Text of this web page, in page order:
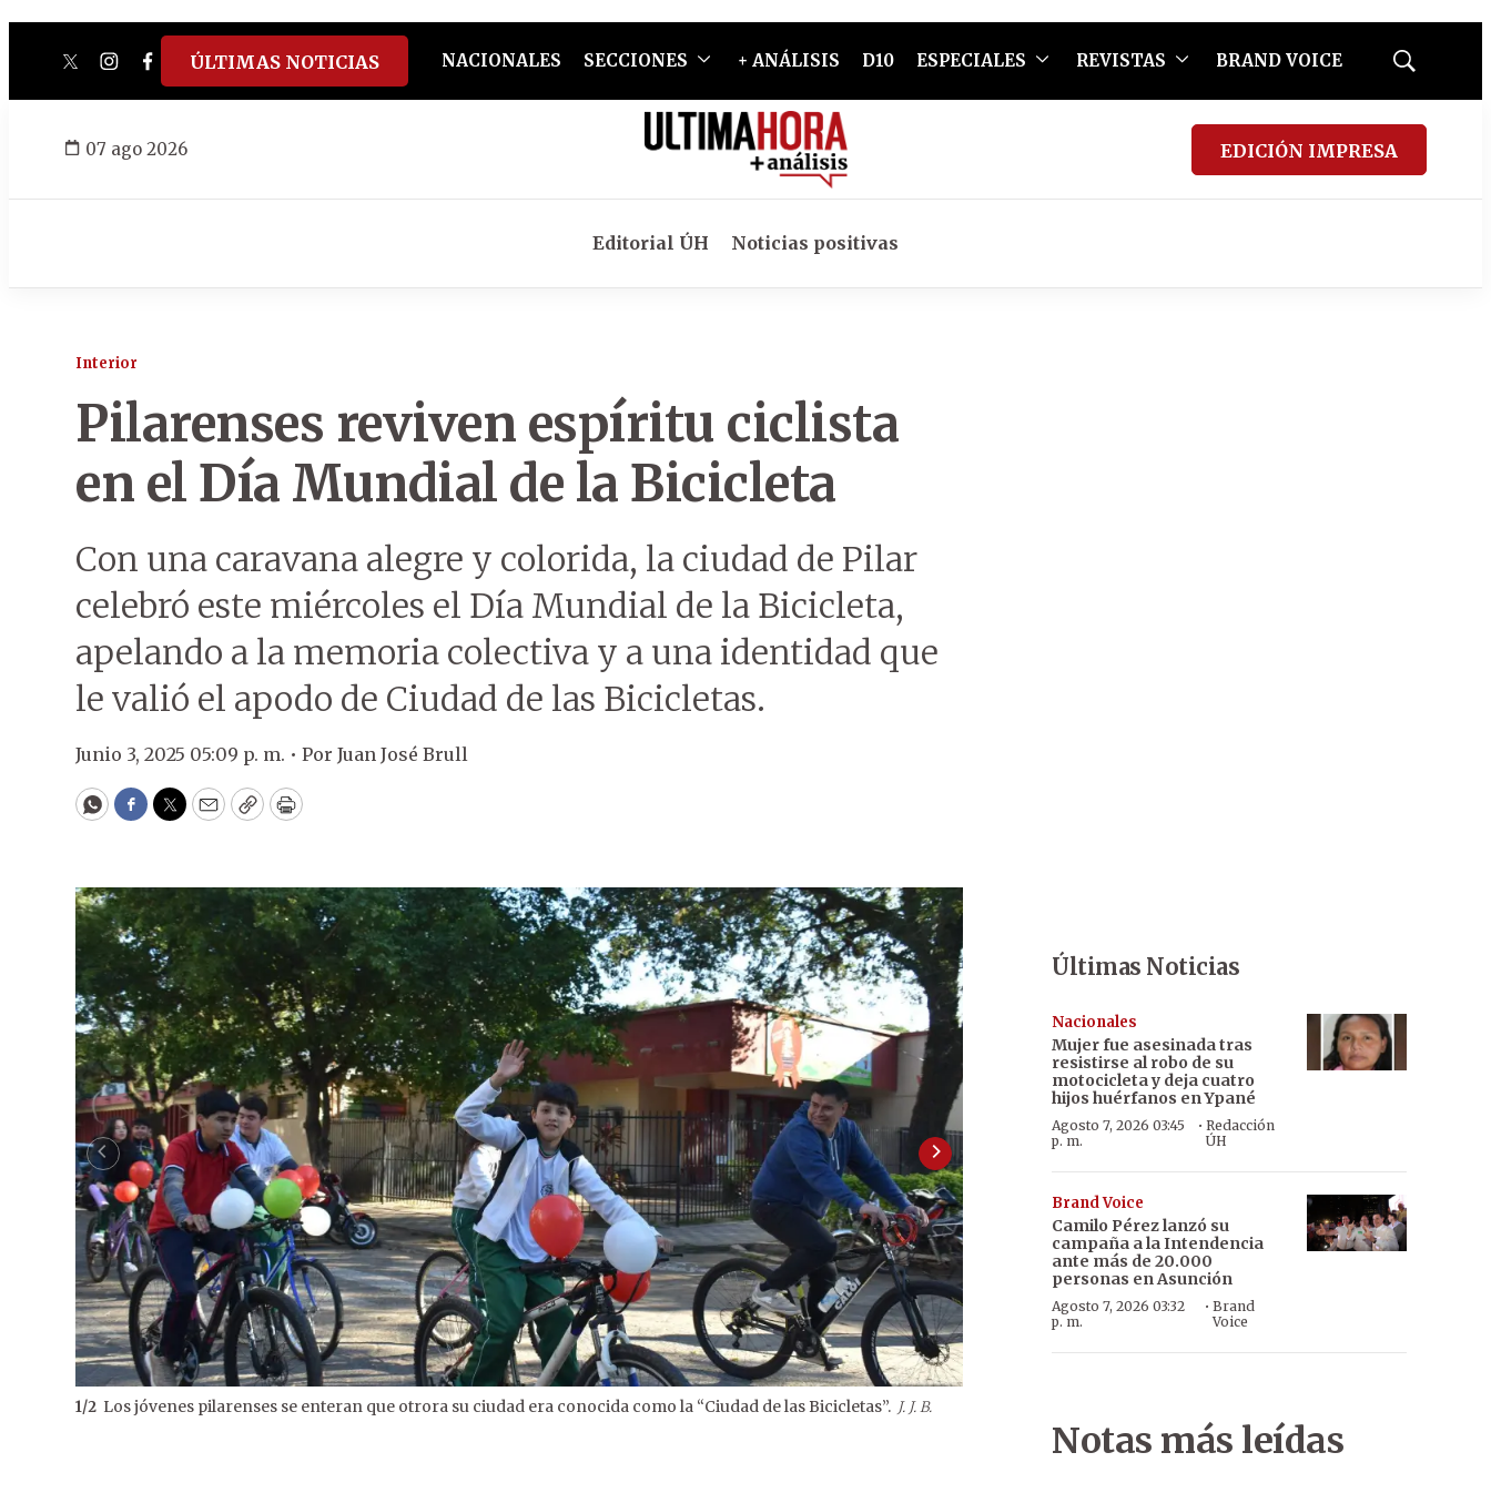
twitterinstagram
facebook
tiktokyoutube
spotify
ÚLTIMAS NOTICIAS NACIONALES SECCIONES + ANÁLISIS D10 ESPECIALES REVISTAS BRAND VOICE
Mostrar
07 ago 2026 EDICIÓN IMPRESA
Editorial ÚH Noticias positivas
Interior
Pilarenses reviven espíritu ciclista
en el Día Mundial de la Bicicleta
Con una caravana alegre y colorida, la ciudad de Pilar
celebró este miércoles el Día Mundial de la Bicicleta,
apelando a la memoria colectiva y a una identidad que
le valió el apodo de Ciudad de las Bicicletas.
Junio 3, 2025 05:09 p. m. • Por Juan José Brull
WhatsApp
Facebook
Twitter
EmailCopyPrint
1/2 Los jóvenes pilarenses se enteran que otrora su ciudad era conocida como la “Ciudad de las Bicicletas”. J. J. B.
Últimas Noticias
Nacionales
Mujer fue asesinada tras
resistirse al robo de su
motocicleta y deja cuatro
hijos huérfanos en Ypané
Agosto 7, 2026 03:45
p. m.
· Redacción
ÚH
Brand Voice
Camilo Pérez lanzó su
campaña a la Intendencia
ante más de 20.000
personas en Asunción
Agosto 7, 2026 03:32
p. m.
· Brand
Voice
Notas más leídas